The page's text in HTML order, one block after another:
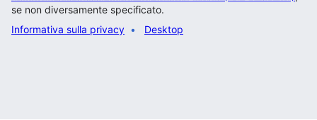
se non diversamente specificato.
Informativa sulla privacy
Desktop